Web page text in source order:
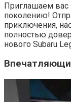
Приглашаем вас
поколению!
приключения,
полностью
нового Subaru